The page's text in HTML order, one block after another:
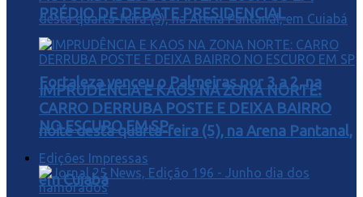
Fortaleza venceu o Palmeiras por 3 a 2, na
noite desta quarta-feira (5), na Arena Pantanal,
em Cuiabá
PRÉDIO DE DEBATE PRESIDENCIAL
IMPRUDÊNCIA E KAOS NA ZONA NORTE:
CARRO DERRUBA POSTE E DEIXA BAIRRO
NO ESCURO EM SP
Edições Impressas